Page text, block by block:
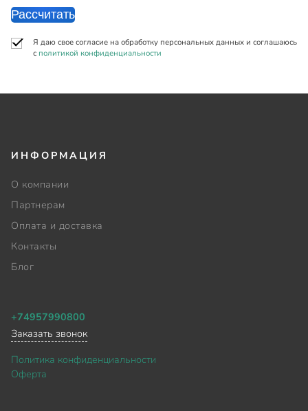
Рассчитать
Я даю свое согласие на обработку персональных данных и соглашаюсь
с политикой конфиденциальности
ИНФОРМАЦИЯ
О компании
Партнерам
Оплата и доставка
Контакты
Блог
+74957990800
Заказать звонок
Политика конфиденциальности
Оферта